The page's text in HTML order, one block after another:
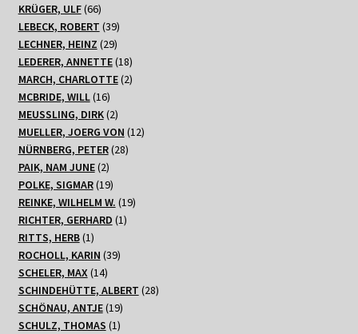
Produkte
KRÜGER, ULF 6666
Produkte
LEBECK, ROBERT 3939
Produkte
LECHNER, HEINZ 2929
Produkte
LEDERER, ANNETTE 1818
Produkte
MARCH, CHARLOTTE 22
MCBRIDE, WILL 1616
Produkte
MEUSSLING, DIRK 22
Produkte
MUELLER, JOERG VON 1212
NÜRNBERG, PETER 2828
PAIK, NAM JUNE 22
Produkte
POLKE, SIGMAR 1919
Produkte
REINKE, WILHELM W. 1919
RICHTER, GERHARD 11
RITTS, HERB 11
Produkt
ROCHOLL, KARIN 3939
SCHELER, MAX 1414
Produkte
SCHINDEHÜTTE, ALBERT 2828
SCHÖNAU, ANTJE 1919
Produkte
SCHULZ, THOMAS 11